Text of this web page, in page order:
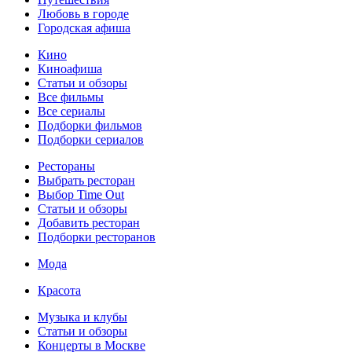
Любовь в городе
Городская афиша
Кино
Киноафиша
Статьи и обзоры
Все фильмы
Все сериалы
Подборки фильмов
Подборки сериалов
Рестораны
Выбрать ресторан
Выбор Time Out
Статьи и обзоры
Добавить ресторан
Подборки ресторанов
Мода
Красота
Музыка и клубы
Статьи и обзоры
Концерты в Москве